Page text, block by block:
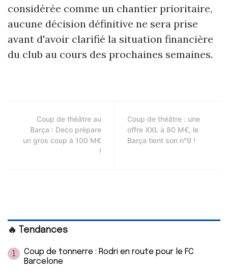
considérée comme un chantier prioritaire,
aucune décision définitive ne sera prise
avant d'avoir clarifié la situation financière
du club au cours des prochaines semaines.
Coup de théâtre au
Barça : Deco prépare
un gros coup à 100 M€
!
Coup de théâtre : une
offre XXL à 80 M€, le
Barça tient son n°9 !
🔥 Tendances
1
Coup de tonnerre : Rodri en route pour le FC
Barcelone